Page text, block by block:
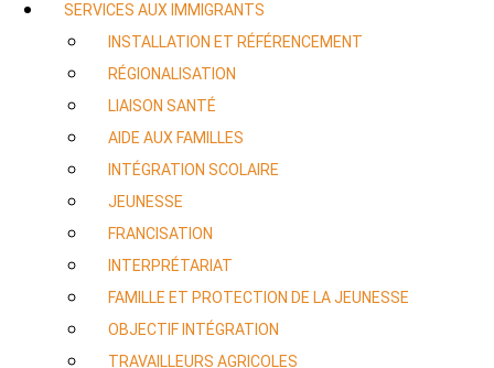
SERVICES AUX IMMIGRANTS
INSTALLATION ET RÉFÉRENCEMENT
RÉGIONALISATION
LIAISON SANTÉ
AIDE AUX FAMILLES
INTÉGRATION SCOLAIRE
JEUNESSE
FRANCISATION
INTERPRÉTARIAT
FAMILLE ET PROTECTION DE LA JEUNESSE
OBJECTIF INTÉGRATION
TRAVAILLEURS AGRICOLES